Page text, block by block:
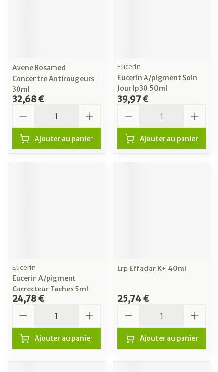
Avene Rosamed
Concentre Antirougeurs
30ml
32,68 €
Ajouter au panier
Eucerin
Eucerin A/pigment Soin
Jour Ip30 50ml
39,97 €
Ajouter au panier
Eucerin
Eucerin A/pigment
Correcteur Taches 5ml
24,78 €
Ajouter au panier
Lrp Effaclar K+ 40ml
25,74 €
Ajouter au panier